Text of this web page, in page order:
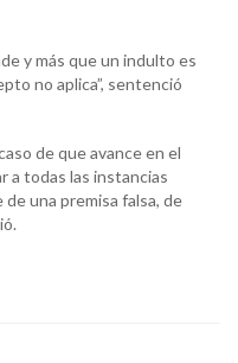
y más que un indulto es
no aplica”, sentenció
de que avance en el
a todas las instancias
una premisa falsa, de